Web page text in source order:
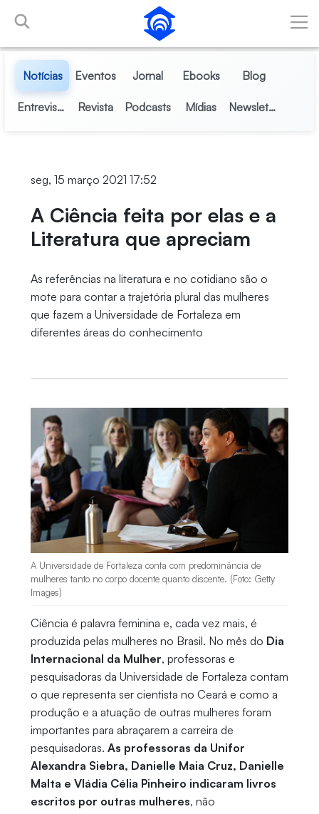
Pular para o Conteúdo principal
Notícias Eventos Jornal Ebooks Blog
Entrevistas Revista Podcasts Mídias Newsletter
seg, 15 março 2021 17:52
A Ciência feita por elas e a
Literatura que apreciam
As referências na literatura e no cotidiano são o
mote para contar a trajetória plural das mulheres
que fazem a Universidade de Fortaleza em
diferentes áreas do conhecimento
A Universidade de Fortaleza conta com predominância de
mulheres tanto no corpo docente quanto discente. (Foto: Getty
Images)
Ciência é palavra feminina e, cada vez mais, é
produzida pelas mulheres no Brasil. No mês do Dia
Internacional da Mulher, professoras e
pesquisadoras da Universidade de Fortaleza contam
o que representa ser cientista no Ceará e como a
produção e a atuação de outras mulheres foram
importantes para abraçarem a carreira de
pesquisadoras. As professoras da Unifor
Alexandra Siebra, Danielle Maia Cruz, Danielle
Malta e Vládia Célia Pinheiro indicaram livros
escritos por outras mulheres, não